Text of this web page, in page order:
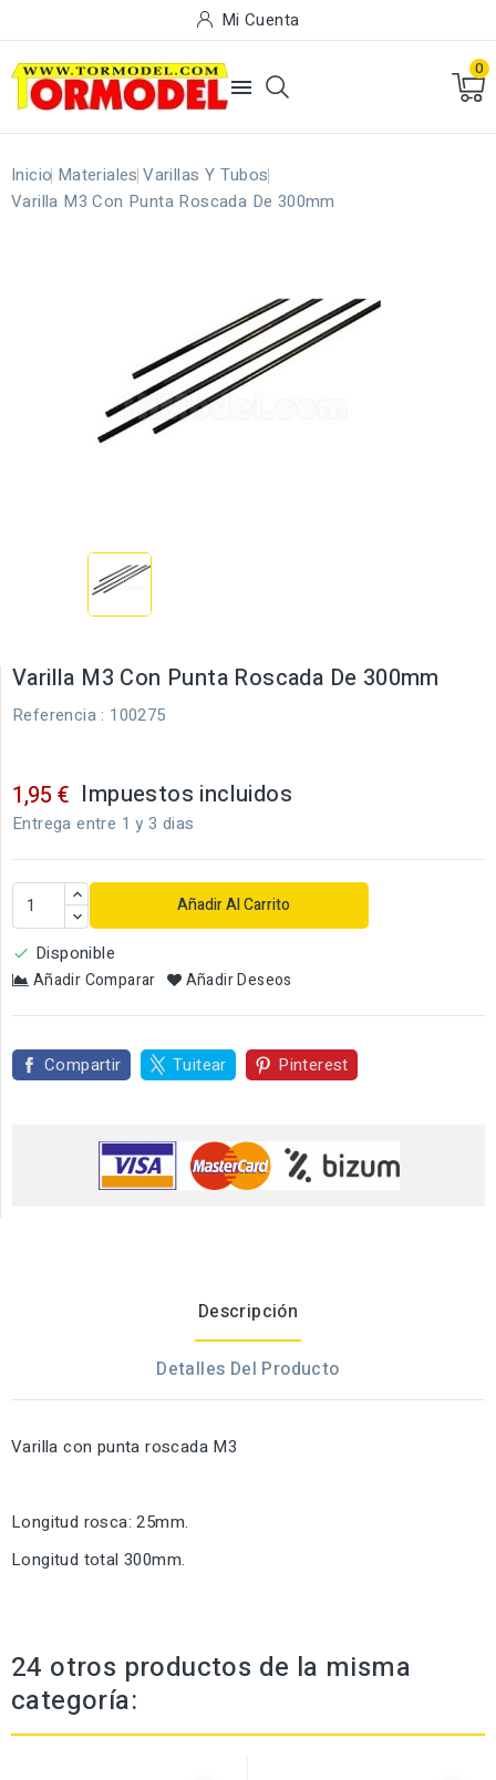
Mi Cuenta

0
Inicio Materiales Varillas Y Tubos
Varilla M3 Con Punta Roscada De 300mm
Varilla M3 Con Punta Roscada De 300mm
Referencia : 100275
1,95 € Impuestos incluidos
Entrega entre 1 y 3 dias
Añadir Al Carrito
 Disponible
Añadir Comparar Añadir Deseos
Compartir Tuitear Pinterest
Descripción
Detalles Del Producto
Varilla con punta roscada M3
Longitud rosca: 25mm.
Longitud total 300mm.
24 otros productos de la misma
categoría: